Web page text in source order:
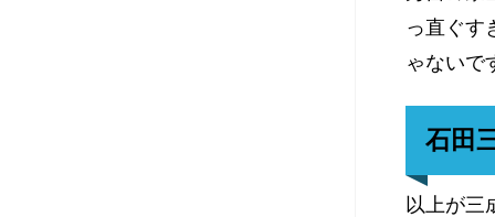
っ直ぐす
ゃないで
石田
以上が三